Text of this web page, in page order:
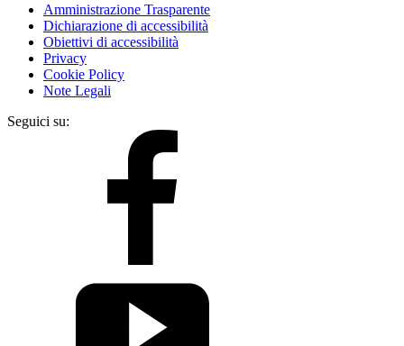
Amministrazione Trasparente
Dichiarazione di accessibilità
Obiettivi di accessibilità
Privacy
Cookie Policy
Note Legali
Seguici su: